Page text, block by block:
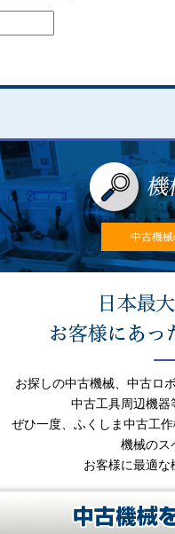
中古機
お探しの中古機械、中古ロ
中古工具周辺機器
ぜひ一度、ふくしま中古工
機械のス
お客様に最適